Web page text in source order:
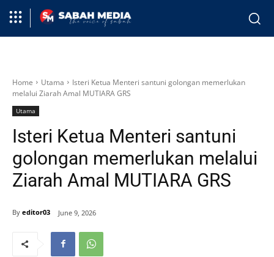
Home Utama
Isteri Ketua Menteri santuni golongan memerlukan
melalui Ziarah Amal MUTIARA GRS
Utama
Isteri Ketua Menteri santuni
golongan memerlukan melalui
Ziarah Amal MUTIARA GRS
By editor03 June 9, 2026